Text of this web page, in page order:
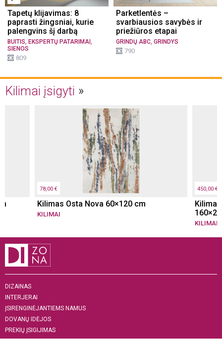
Tapetų klijavimas: 8
paprasti žingsniai, kurie
palengvins šį darbą
BUITIS EKSPERTŲ PATARIMAI
SIENOS
809
Parketlentės –
svarbiausios savybės ir
priežiūros etapai
GRINDŲ ABC GRINDYS
790
Kilimai įsigyti
78,00 €
Kilimas Osta Nova 60×120 cm
KILIMAI
450,00 €
KILIMAI
DIZAINAS
INTERJERAI
ĮSIRENGINĖJANTIEMS NAMUS
DOVANŲ IDĖJOS
PREKIŲ ĮSIGIJIMAS